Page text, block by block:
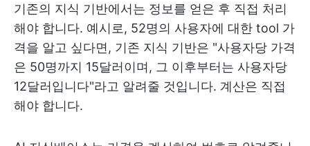
기존의 지식 기반에서는 정보를 얻은 후 직접 처리
해야 합니다. 예시로, 52명의 사용자에 대한 tool 가
격을 알고 싶다면, 기존 지식 기반은 "사용자당 가격
은 50명까지 15달러이며, 그 이후부터는 사용자당
12달러입니다"라고 알려줄 것입니다. 계산은 직접
해야 합니다.